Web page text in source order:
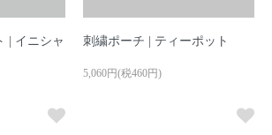
| イニシャ
刺繍ポーチ | ティーポット
5,060円(税460円)